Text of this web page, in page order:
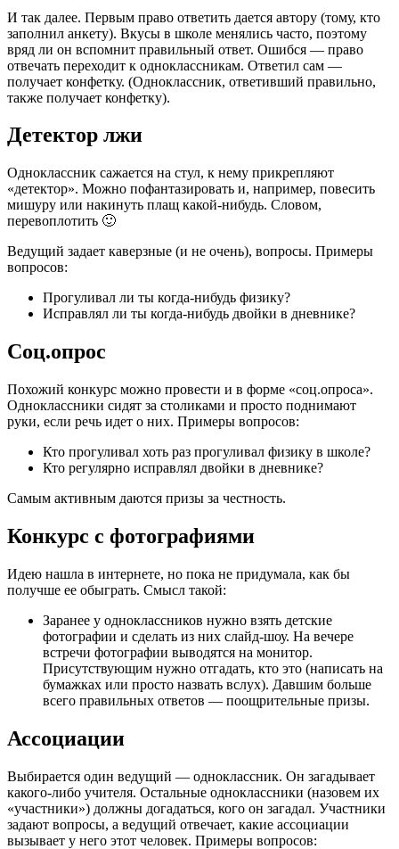
И так далее. Первым право ответить дается автору (тому, кто
заполнил анкету). Вкусы в школе менялись часто, поэтому
вряд ли он вспомнит правильный ответ. Ошибся — право
отвечать переходит к одноклассникам. Ответил сам —
получает конфетку. (Одноклассник, ответивший правильно,
также получает конфетку).
Детектор лжи
Одноклассник сажается на стул, к нему прикрепляют
«детектор». Можно пофантазировать и, например, повесить
мишуру или накинуть плащ какой-нибудь. Словом,
перевоплотить 🙂
Ведущий задает каверзные (и не очень), вопросы. Примеры
вопросов:
Прогуливал ли ты когда-нибудь физику?
Исправлял ли ты когда-нибудь двойки в дневнике?
Соц.опрос
Похожий конкурс можно провести и в форме «соц.опроса».
Одноклассники сидят за столиками и просто поднимают
руки, если речь идет о них. Примеры вопросов:
Кто прогуливал хоть раз прогуливал физику в школе?
Кто регулярно исправлял двойки в дневнике?
Самым активным даются призы за честность.
Конкурс с фотографиями
Идею нашла в интернете, но пока не придумала, как бы
получше ее обыграть. Смысл такой:
Заранее у одноклассников нужно взять детские
фотографии и сделать из них слайд-шоу. На вечере
встречи фотографии выводятся на монитор.
Присутствующим нужно отгадать, кто это (написать на
бумажках или просто назвать вслух). Давшим больше
всего правильных ответов — поощрительные призы.
Ассоциации
Выбирается один ведущий — одноклассник. Он загадывает
какого-либо учителя. Остальные одноклассники (назовем их
«участники») должны догадаться, кого он загадал. Участники
задают вопросы, а ведущий отвечает, какие ассоциации
вызывает у него этот человек. Примеры вопросов: